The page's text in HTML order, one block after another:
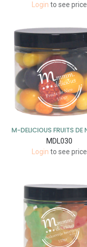
Login to see price
MDL030
Login to see price